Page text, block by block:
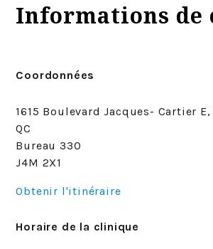
Informations de
Coordonnées
1615 Boulevard Jacques- Cartier
QC
Bureau 330
J4M 2X1
Obtenir l'itinéraire
Horaire de la clinique